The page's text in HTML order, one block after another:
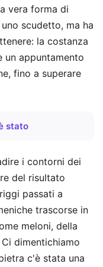
vera forma di
scudetto, ma ha
la costanza
un appuntamento
fino a superare
stato
i contorni dei
del risultato
passati a
trascorse in
meloni, della
dimentichiamo
c'è stata una